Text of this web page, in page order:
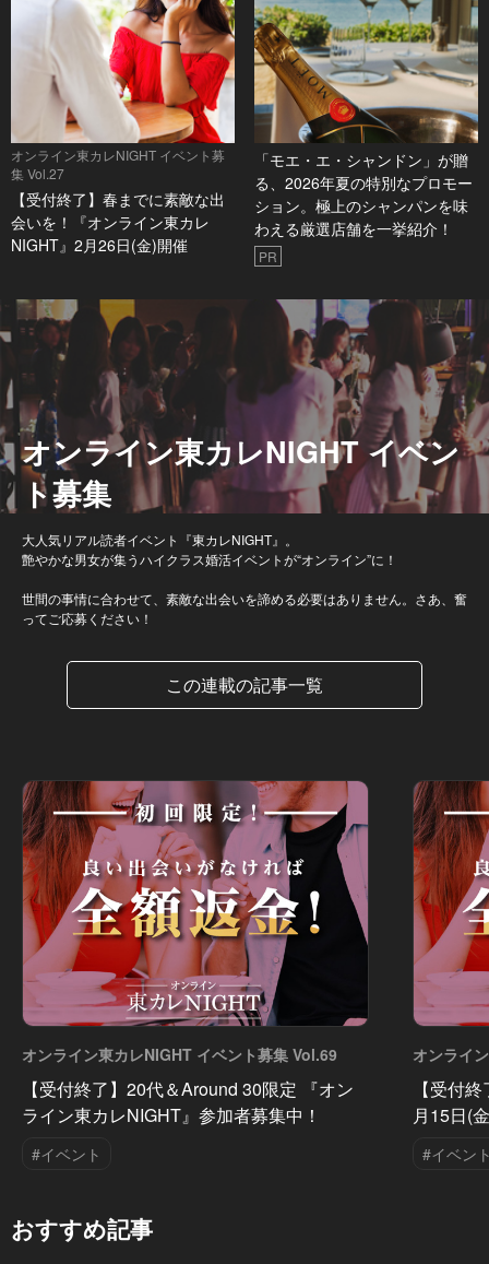
オンライン東カレNIGHT イベント募
集 Vol.27
【受付終了】春までに素敵な出
会いを！『オンライン東カレ
NIGHT』2月26日(金)開催
「モエ・エ・シャンドン」が贈
る、2026年夏の特別なプロモー
ション。極上のシャンパンを味
わえる厳選店舗を一挙紹介！
PR
オンライン東カレNIGHT イベン
ト募集
大人気リアル読者イベント『東カレNIGHT』。
艶やかな男女が集うハイクラス婚活イベントが“オンライン”に！
世間の事情に合わせて、素敵な出会いを諦める必要はありません。さあ、奮
ってご応募ください！
この連載の記事一覧
オンライン東カレNIGHT イベント募集 Vol.69
【受付終了】20代＆Around 30限定 『オン
ライン東カレNIGHT』参加者募集中！
#イベント
オンライ
【受付
月15日(
#イベン
おすすめ記事